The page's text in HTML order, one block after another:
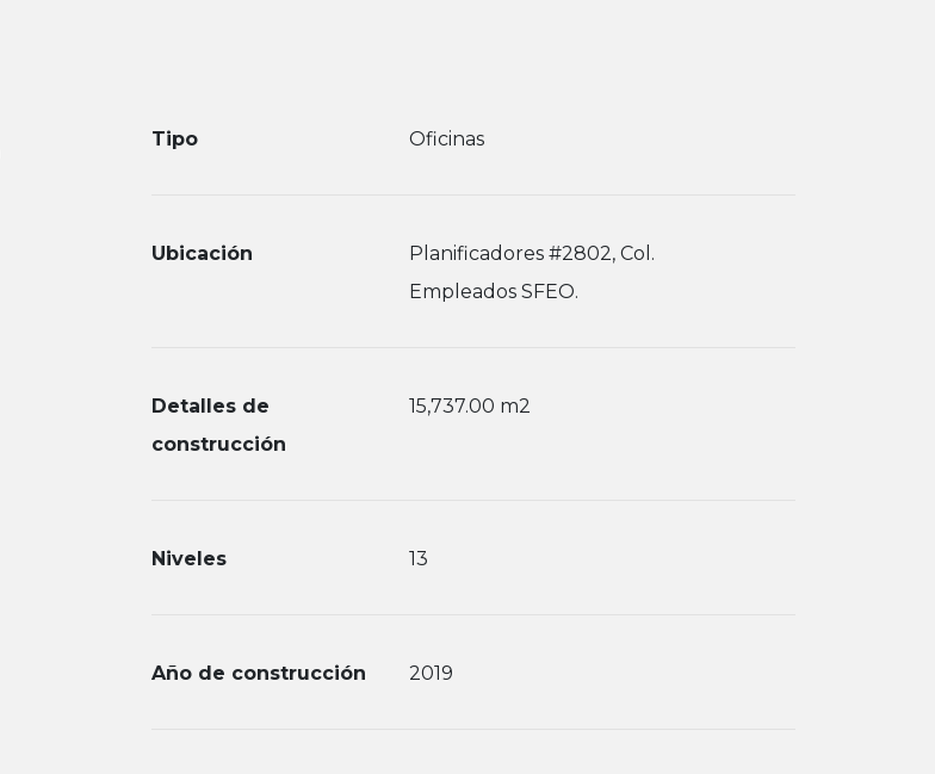
Tipo Oficinas
Ubicación
Planificadores #2802, Col.
Empleados SFEO.
Detalles de
construcción
15,737.00 m2
Niveles 13
Año de construcción 2019